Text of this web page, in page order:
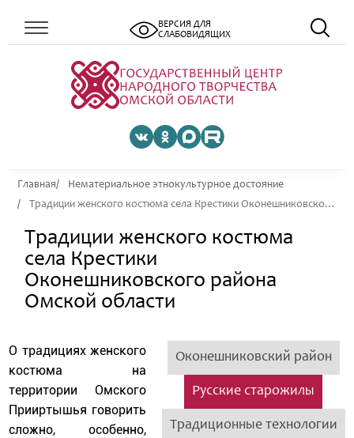
ВЕРСИЯ ДЛЯ
СЛАБОВИДЯЩИХ
Главная
Нематериальное этнокультурное достояние
Традиции женского костюма села Крестики Оконешниковского района Омской области
Традиции женского костюма
села Крестики
Оконешниковского района
Омской области
Оконешниковский район
Русские старожилы
Традиционные технологии
О традициях женского
костюма на
территории Омского
Прииртышья говорить
сложно, особенно,